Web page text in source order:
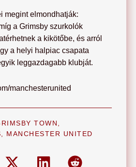
megint elmondhatják:
a Grimsby szurkolók
a kikötőbe, és arról
a helyi halpiac csapata
leggazdagabb klubját.
manchesterunited
TOWN,
, MANCHESTER UNITED